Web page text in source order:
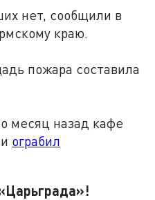
нет, сообщили в
краю.
пожара составила
месяц назад кафе
ограбил